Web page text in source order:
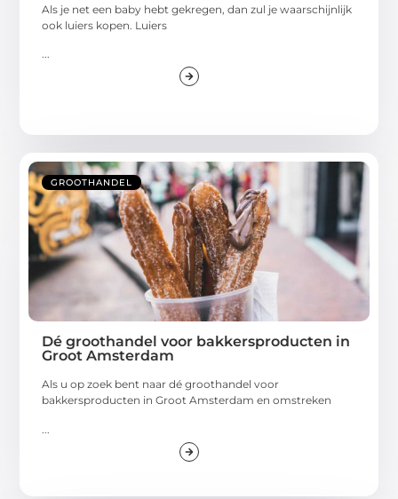
Als je net een baby hebt gekregen, dan zul je waarschijnlijk
ook luiers kopen. Luiers
...
GROOTHANDEL
Dé groothandel voor bakkersproducten in
Groot Amsterdam
Als u op zoek bent naar dé groothandel voor
bakkersproducten in Groot Amsterdam en omstreken